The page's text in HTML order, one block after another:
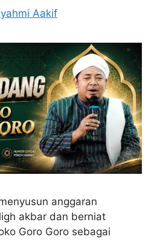
Aakif
anggaran
akbar dan berniat
Goro Goro sebagai